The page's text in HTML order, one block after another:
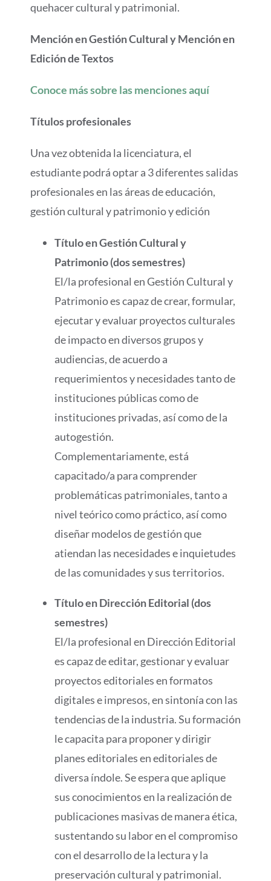
quehacer cultural y patrimonial.
Mención en Gestión Cultural y Mención en
Edición de Textos
Conoce más sobre las menciones aquí
Títulos profesionales
Una vez obtenida la licenciatura, el
estudiante podrá optar a 3 diferentes salidas
profesionales en las áreas de educación,
gestión cultural y patrimonio y edición
Título en Gestión Cultural y
Patrimonio (dos semestres)
El/la profesional en Gestión Cultural y
Patrimonio es capaz de crear, formular,
ejecutar y evaluar proyectos culturales
de impacto en diversos grupos y
audiencias, de acuerdo a
requerimientos y necesidades tanto de
instituciones públicas como de
instituciones privadas, así como de la
autogestión.
Complementariamente, está
capacitado/a para comprender
problemáticas patrimoniales, tanto a
nivel teórico como práctico, así como
diseñar modelos de gestión que
atiendan las necesidades e inquietudes
de las comunidades y sus territorios.
Título en Dirección Editorial (dos
semestres)
El/la profesional en Dirección Editorial
es capaz de editar, gestionar y evaluar
proyectos editoriales en formatos
digitales e impresos, en sintonía con las
tendencias de la industria. Su formación
le capacita para proponer y dirigir
planes editoriales en editoriales de
diversa índole. Se espera que aplique
sus conocimientos en la realización de
publicaciones masivas de manera ética,
sustentando su labor en el compromiso
con el desarrollo de la lectura y la
preservación cultural y patrimonial.